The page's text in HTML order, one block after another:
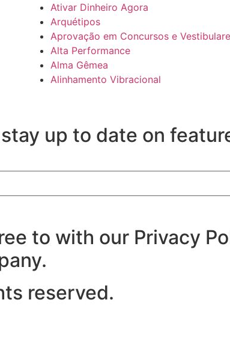
Ativar Dinheiro Agora
Arquétipos
Aprovação em Concursos e
Alta Performance
Alma Gêmea
Alinhamento Vibracional
up to date on
to with our Privacy
reserved.